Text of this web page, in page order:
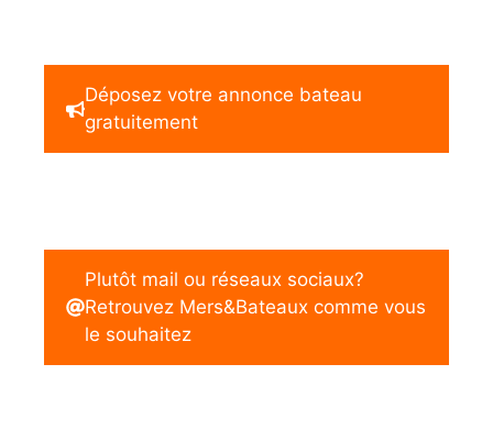
Déposez votre annonce bateau
gratuitement
Plutôt mail ou réseaux sociaux?
Retrouvez Mers&Bateaux comme vous
le souhaitez